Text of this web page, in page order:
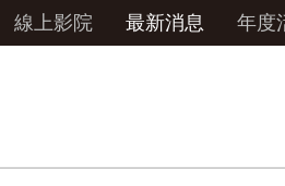
線上影院 最新消息 年度